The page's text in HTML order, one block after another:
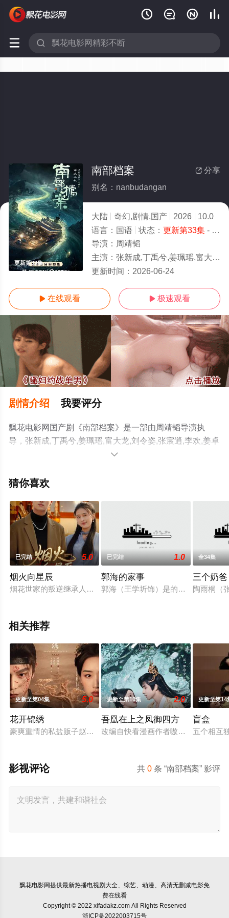
   
 
更新第33集
 分享
南部档案
别名：nanbudangan
大陆 奇幻,剧情,国产 2026
10.0
语言： 国语 状态： 更新第33集- 免费在线观看
导演： 周靖韬
主演： 张新成,丁禹兮,姜珮瑶,富大龙,刘令姿,张宸逍,李欢,姜卓君,徐正溪,韩栋,季肖冰,徐振轩
更新时间： 2026-06-24
 在线观看  极速观看
剧情介绍 我要评分
飘花电影网国产剧《南部档案》是一部由周靖韬导演执
导，张新成,丁禹兮,姜珮瑶,富大龙,刘令姿,张宸逍,李欢,姜卓
君,徐正溪,韩栋,季肖冰,徐振轩,程相,应灏铭,曲高位,寇振海,
看高清未删减完整版电视剧全集就上飘花影院，更多相关

猜你喜欢
已完结 5.0
烟火向星辰
烟花世家的叛逆继承人李尚与返乡创业的咖啡店主栗子，从青
已完结 1.0
郭海的家事
郭海（王学圻饰）是的战斗英雄，是
全34集
三个奶爸
陶雨桐（
相关推荐
更新至第04集 5.0
花开锦绣
豪爽重情的私盐贩子赵凌虽出身草莽，却心怀壮志，他结识了
更新至第10集 2.0
吾凰在上之凤御四方
改编自快看漫画作者嗷小泽的独家连
更新至第14
盲盒
五个相互
共0 条 “南部档案” 影评
影视评论
飘花电影网提供最新热播电视剧大全、综艺、动漫、高清无删减电影免
费在线看
Copyright © 2022 xifadakz.com All Rights Reserved
浙ICP备2022003715号